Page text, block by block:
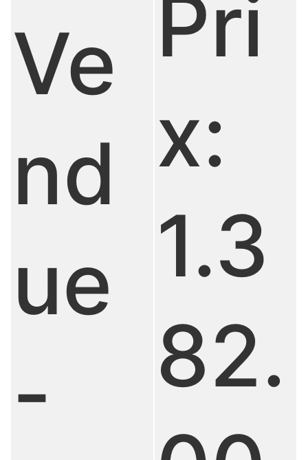
Ve
nd
ue
-
Pri
x:
1.3
82.